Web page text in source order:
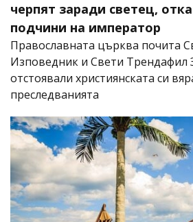
черпят заради светец,
подчини на император
Православната църква почита
Изповедник и Свети Трендафил
отстоявали християнската си
преследванията